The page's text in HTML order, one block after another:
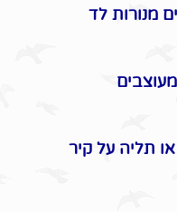
מנורות לד
תליה על קיר